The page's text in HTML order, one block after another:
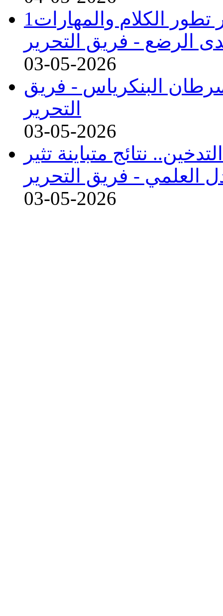
1عامل خطر في بداية الحمل يؤخر تطور الكلام والمهارات
الرضع - فريق التحرير
03-05-2026
البنكرياس - فريق
التحرير
03-05-2026
نتائج متباينة تثير
العلمي - فريق التحرير
03-05-2026